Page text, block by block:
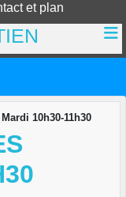
et plan
10h30-11h30